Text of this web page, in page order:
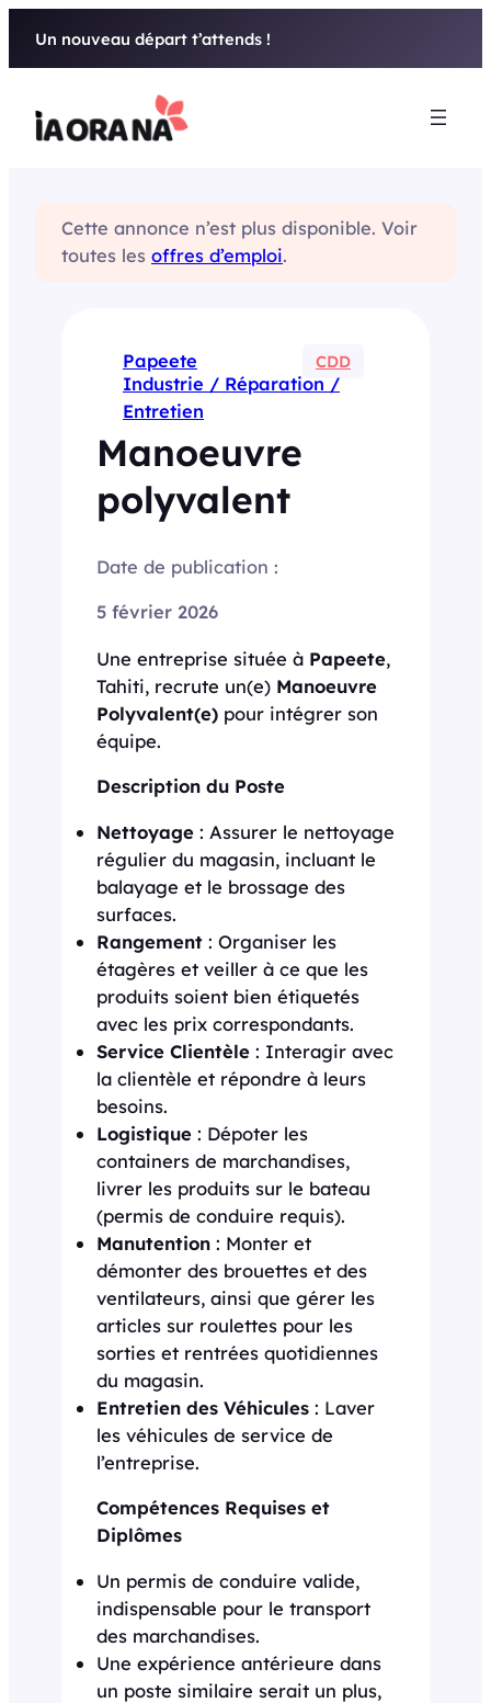
Un nouveau départ t’attends !
Cette annonce n’est plus disponible. Voir
toutes les offres d’emploi.
Papeete CDD
Industrie / Réparation /
Entretien
Manoeuvre
polyvalent
Date de publication :
5 février 2026
Une entreprise située à Papeete,
Tahiti, recrute un(e) Manoeuvre
Polyvalent(e) pour intégrer son
équipe.
Description du Poste
Nettoyage : Assurer le nettoyage
régulier du magasin, incluant le
balayage et le brossage des
surfaces.
Rangement : Organiser les
étagères et veiller à ce que les
produits soient bien étiquetés
avec les prix correspondants.
Service Clientèle : Interagir avec
la clientèle et répondre à leurs
besoins.
Logistique : Dépoter les
containers de marchandises,
livrer les produits sur le bateau
(permis de conduire requis).
Manutention : Monter et
démonter des brouettes et des
ventilateurs, ainsi que gérer les
articles sur roulettes pour les
sorties et rentrées quotidiennes
du magasin.
Entretien des Véhicules : Laver
les véhicules de service de
l’entreprise.
Compétences Requises et
Diplômes
Un permis de conduire valide,
indispensable pour le transport
des marchandises.
Une expérience antérieure dans
un poste similaire serait un plus,